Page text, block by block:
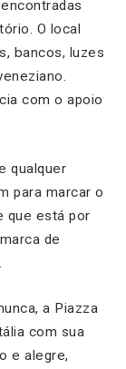
O local
bancos, luzes
com o apoio
qualquer
para marcar o
que está por
de
.
a Piazza
com sua
e alegre,